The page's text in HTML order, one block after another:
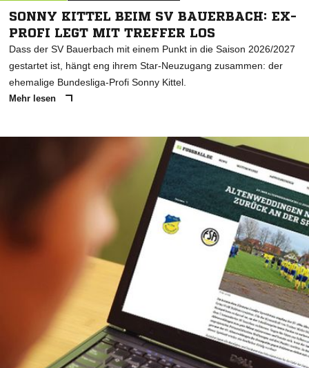
SONNY KITTEL BEIM SV BAUERBACH: EX-
PROFI LEGT MIT TREFFER LOS
Dass der SV Bauerbach mit einem Punkt in die Saison 2026/2027
gestartet ist, hängt eng ihrem Star-Neuzugang zusammen: der
ehemalige Bundesliga-Profi Sonny Kittel.
Mehr lesen